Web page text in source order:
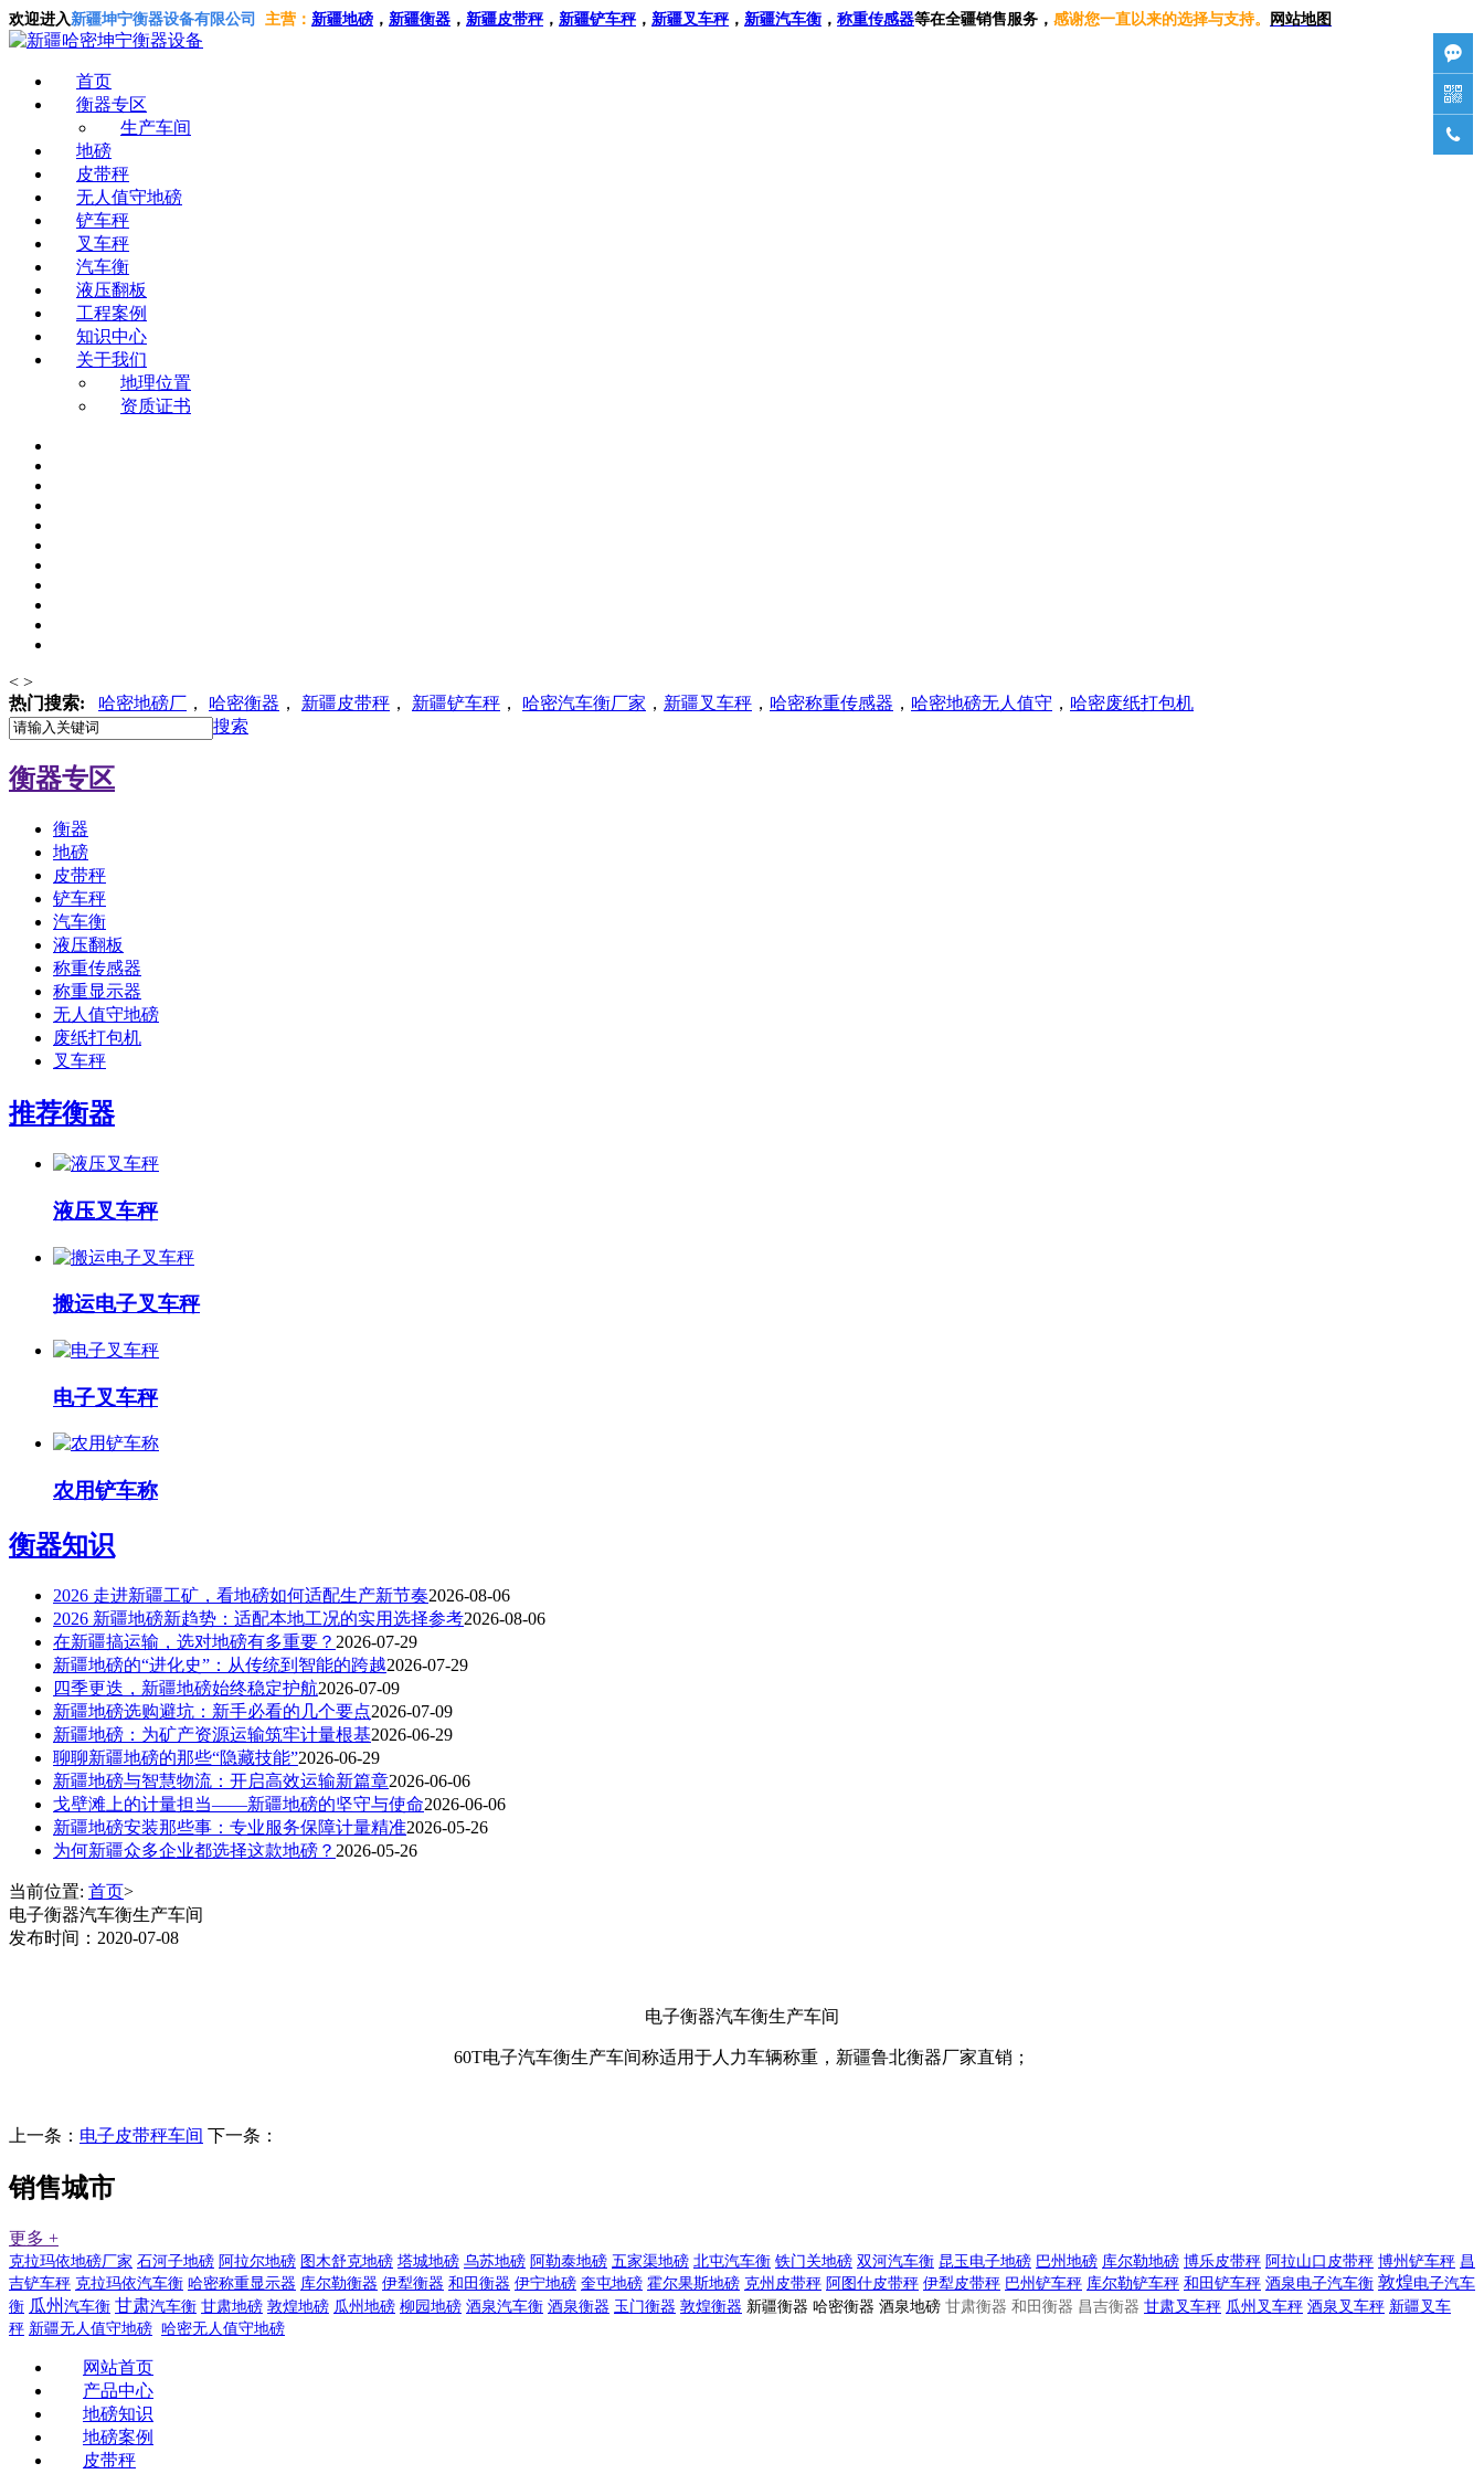
欢迎进入新疆坤宁衡器设备有限公司 主营： 新疆地磅 ， 新疆衡器 ， 新疆皮带秤， 新疆铲车秤， 新疆叉车秤， 新疆汽车衡 ， 称重传感器等在全疆销售服务， 感谢您一直以来的选择与支持。 网站地图
首页
衡器专区
生产车间
地磅
皮带秤
无人值守地磅
铲车秤
叉车秤
汽车衡
液压翻板
工程案例
知识中心
关于我们
地理位置
资质证书
< >
热门搜索:
哈密地磅厂 ， 哈密衡器 ， 新疆皮带秤 ， 新疆铲车秤 ， 哈密汽车衡厂家 ， 新疆叉车秤 ， 哈密称重传感器 ， 哈密地磅无人值守 ， 哈密废纸打包机
搜索
衡器专区
衡器
地磅
皮带秤
铲车秤
汽车衡
液压翻板
称重传感器
称重显示器
无人值守地磅
废纸打包机
叉车秤
推荐衡器
液压叉车秤
搬运电子叉车秤
电子叉车秤
农用铲车称
衡器知识
2026 走进新疆工矿，看地磅如何适配生产新节奏2026-08-06
2026 新疆地磅新趋势：适配本地工况的实用选择参考2026-08-06
在新疆搞运输，选对地磅有多重要？ 2026-07-29
新疆地磅的“进化史”：从传统到智能的跨越2026-07-29
四季更迭，新疆地磅始终稳定护航2026-07-09
新疆地磅选购避坑：新手必看的几个要点2026-07-09
新疆地磅：为矿产资源运输筑牢计量根基2026-06-29
聊聊新疆地磅的那些“隐藏技能”2026-06-29
新疆地磅与智慧物流：开启高效运输新篇章2026-06-06
戈壁滩上的计量担当——新疆地磅的坚守与使命2026-06-06
新疆地磅安装那些事：专业服务保障计量精准2026-05-26
为何新疆众多企业都选择这款地磅？ 2026-05-26
当前位置: 首页>
电子衡器汽车衡生产车间
发布时间：2020-07-08
电子衡器汽车衡生产车间
60T电子汽车衡生产车间称适用于人力车辆称重，新疆鲁北衡器厂家直销；
上一条： 电子皮带秤车间 下一条：
销售城市
更多 +
克拉玛依地磅厂家 石河子地磅 阿拉尔地磅 图木舒克地磅 塔城地磅 乌苏地磅 阿勒泰地磅 五家渠地磅 北屯汽车衡 铁门关地磅 双河汽车衡 昆玉电子地磅 巴州地磅 库尔勒地磅 博乐皮带秤 阿拉山口皮带秤 博州铲车秤 昌
吉铲车秤 克拉玛依汽车衡 哈密称重显示器 库尔勒衡器 伊犁衡器 和田衡器 伊宁地磅 奎屯地磅 霍尔果斯地磅 克州皮带秤 阿图什皮带秤 伊犁皮带秤 巴州铲车秤 库尔勒铲车秤 和田铲车秤 酒泉电子汽车衡 敦煌电子汽车
衡 瓜州 汽车衡 甘肃汽车衡 甘肃地磅 敦煌地磅 瓜州地磅 柳园地磅 酒泉汽车衡 酒泉衡器 玉门衡器 敦煌衡器 新疆衡器 哈密衡器 酒泉地磅 甘肃衡器 和田衡器 昌吉衡器 甘肃叉车秤 瓜州叉车秤 酒泉叉车秤 新疆叉车
秤 新疆无人值守地磅 哈密无人值守地磅
网站首页
产品中心
地磅知识
地磅案例
皮带秤


